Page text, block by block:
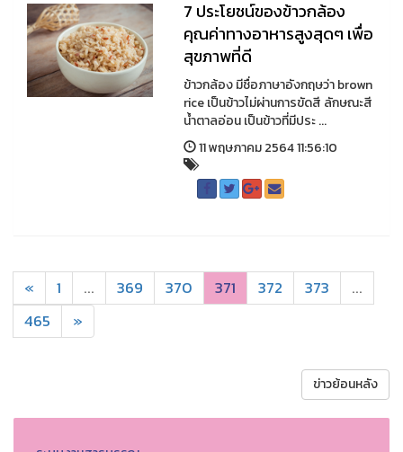
7 ประโยชน์ของข้าวกล้อง
คุณค่าทางอาหารสูงสุดๆ เพื่อ
สุขภาพที่ดี
ข้าวกล้อง มีชื่อภาษาอังกฤษว่า brown
rice เป็นข้าวไม่ผ่านการขัดสี ลักษณะสี
น้ำตาลอ่อน เป็นข้าวที่มีประ ...
11 พฤษภาคม 2564 11:56:10
« 1 ... 369 370 371 372 373
...
465
»
ข่าวย้อนหลัง